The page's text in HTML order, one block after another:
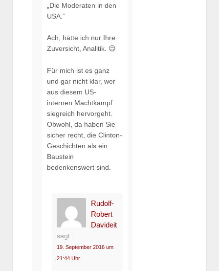
„Die Moderaten in den
USA.“
Ach, hätte ich nur Ihre
Zuversicht, Analitik. 😉
Für mich ist es ganz
und gar nicht klar, wer
aus diesem US-
internen Machtkampf
siegreich hervorgeht.
Obwohl, da haben Sie
sicher recht, die Clinton-
Geschichten als ein
Baustein
bedenkenswert sind.
Rudolf-
Robert
Davideit
sagt:
19. September 2016 um
21:44 Uhr